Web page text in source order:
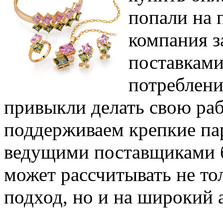
попали на
компания
привыкли делать свою
поддерживаем крепкие
ведущими поставщиками
может рассчитывать не
подход, но и на широкий